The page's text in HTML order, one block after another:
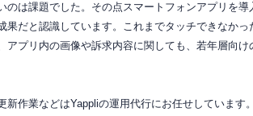
は課題でした。その点スマートフォンアプリを導
果だと認識しています。これまでタッチできなか
プリ内の画像や訴求内容に関しても、若年層向
作業などはYappliの運用代行にお任せしています